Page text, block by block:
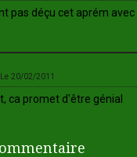
pas déçu cet aprém avec
Le 20/02/2011
ca promet d'être génial